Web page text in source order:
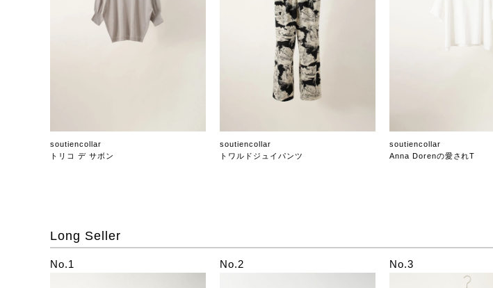
soutiencollar
トリコ デ サボン
soutiencollar
トワルドジュイパンツ
soutiencollar
Anna Dorenの愛されT
Long Seller
No.1 No.2 No.3